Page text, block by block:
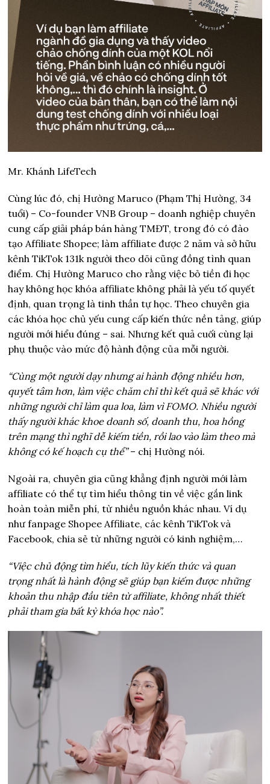
Mr. Khánh LifeTech
Cùng lúc đó, chị Hường Maruco (Phạm Thị Hường, 34
tuổi) – Co-founder VNB Group – doanh nghiệp chuyên
cung cấp giải pháp bán hàng TMĐT, trong đó có đào
tạo Affiliate Shopee; làm affiliate được 2 năm và sở hữu
kênh TikTok 131k người theo dõi cũng đồng tình quan
điểm. Chị Hường Maruco cho rằng việc bỏ tiền đi học
hay không học khóa affiliate không phải là yếu tố quyết
định, quan trọng là tinh thần tự học. Theo chuyên gia
các khóa học chủ yếu cung cấp kiến thức nền tảng, giúp
người mới hiểu đúng – sai. Nhưng kết quả cuối cùng lại
phụ thuộc vào mức độ hành động của mỗi người.
“Cùng một người dạy nhưng ai hành động nhiều hơn,
quyết tâm hơn, làm việc chăm chỉ thì kết quả sẽ khác với
những người chỉ làm qua loa, làm vì FOMO. Nhiều người
thấy người khác khoe doanh số, doanh thu, hoa hồng
trên mạng thì nghĩ dễ kiếm tiền, rồi lao vào làm theo mà
không có kế hoạch cụ thể”– chị Hường nói.
Ngoài ra, chuyên gia cũng khẳng định người mới làm
affiliate có thể tự tìm hiểu thông tin về việc gắn link
hoàn toàn miễn phí, từ nhiều nguồn khác nhau. Ví dụ
như fanpage Shopee Affiliate, các kênh TikTok và
Facebook, chia sẻ từ những người có kinh nghiệm,…
“Việc chủ động tìm hiểu, tích lũy kiến thức và quan
trọng nhất là hành động sẽ giúp bạn kiếm được những
khoản thu nhập đầu tiên từ affiliate, không nhất thiết
phải tham gia bất kỳ khóa học nào”.